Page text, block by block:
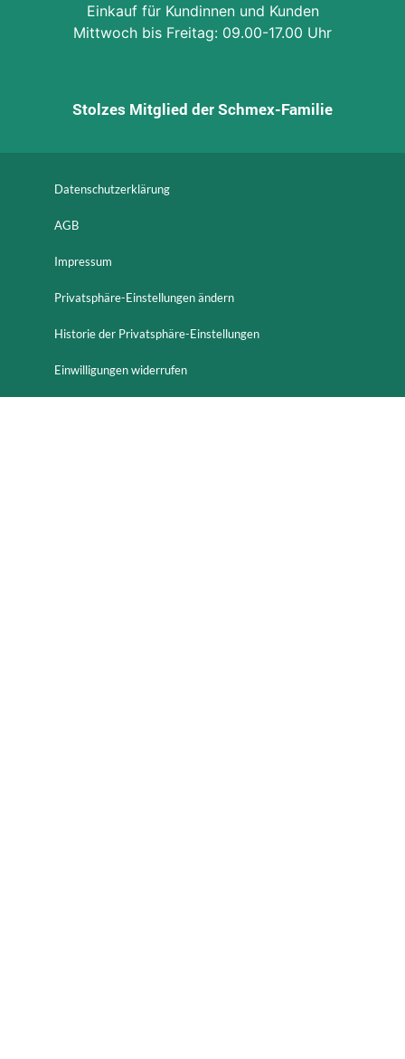
Einkauf für Kundinnen und Kunden
Mittwoch bis Freitag: 09.00-17.00 Uhr
Stolzes Mitglied der Schmex-Familie
Datenschutzerklärung
AGB
Impressum
Privatsphäre-Einstellungen ändern
Historie der Privatsphäre-Einstellungen
Einwilligungen widerrufen